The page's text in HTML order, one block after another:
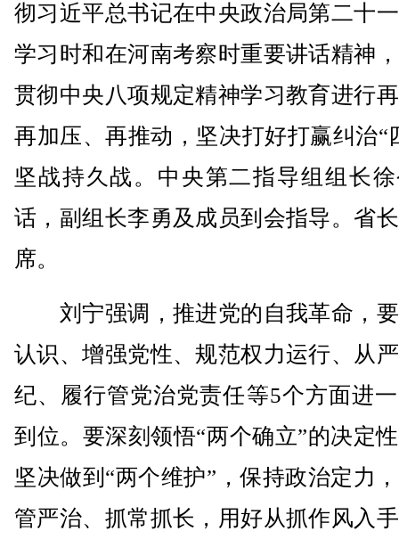
彻习近平总书记在中央政治局第二十
学习时和在河南考察时重要讲话精神
贯彻中央八项规定精神学习教育进行
再加压、再推动，坚决打好打赢纠治“
坚战持久战。中央第二指导组组长
话，副组长李勇及成员到会指导。省
席。
刘宁强调，推进党的自我革命，
认识、增强党性、规范权力运行、从
纪、履行管党治党责任等5个方面进
到位。要深刻领悟“两个确立”的决定
坚决做到“两个维护”，保持政治定力
管严治、抓常抓长，用好从抓作风入